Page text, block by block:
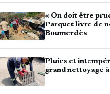
« On doit être
Parquet livre de
Boumerdès
Pluies et
grand nettoyage